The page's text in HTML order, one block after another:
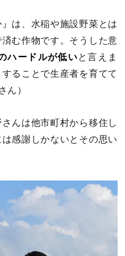
は、水稲や施設野菜とは
む作物です。そうした意
ハードルが低いと言えま
ることで生産者を育てて
ん）
んは他市町村から移住し
感謝しかないとその思い